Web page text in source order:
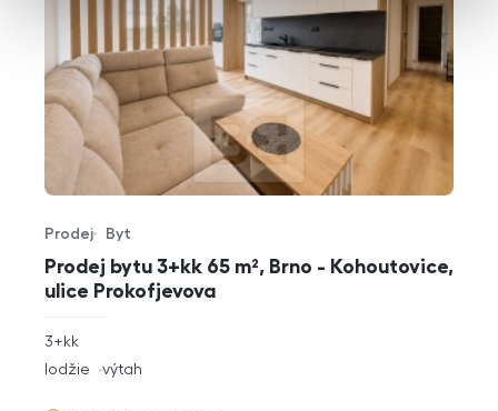
Prodej bytu 3+kk 65 m², Brno - Kohoutovice,
ulice Prokofjevova
Typ nabídky
Prodej
Typ nemovitosti
Byt
rozměry
dispozice
3+kk
funkce
lodžie výtah